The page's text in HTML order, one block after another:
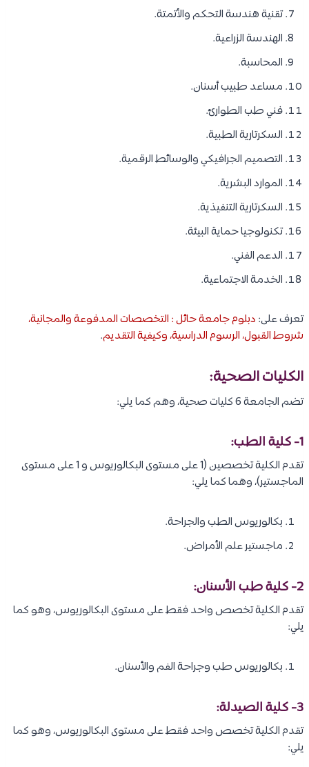
تقنية هندسة التحكم والأتمتة.
الهندسة الزراعية.
المحاسبة.
مساعد طبيب أسنان.
فني طب الطوارئ.
السكرتارية الطبية.
التصميم الجرافيكي والوسائط الرقمية.
الموارد البشرية.
السكرتارية التنفيذية.
تكنولوجيا حماية البيئة.
الدعم الفني.
الخدمة الاجتماعية.
تعرف على: دبلوم جامعة حائل : التخصصات المدفوعة والمجانية،
شروط القبول، الرسوم الدراسية، وكيفية التقديم.
الكليات الصحية:
تضم الجامعة 6 كليات صحية، وهم كما يلي:
1- كلية الطب:
تقدم الكلية تخصصين (1 على مستوى البكالوريوس و 1 على مستوى
الماجستير)، وهما كما يلي:
بكالوريوس الطب والجراحة.
ماجستير علم الأمراض.
2- كلية طب الأسنان:
تقدم الكلية تخصص واحد فقط على مستوى البكالوريوس، وهو كما
يلي:
بكالوريوس طب وجراحة الفم والأسنان.
3- كلية الصيدلة:
تقدم الكلية تخصص واحد فقط على مستوى البكالوريوس، وهو كما
يلي: